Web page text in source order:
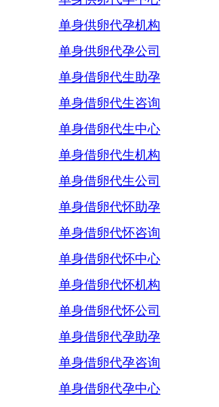
单身供卵代孕机构
单身供卵代孕公司
单身借卵代生助孕
单身借卵代生咨询
单身借卵代生中心
单身借卵代生机构
单身借卵代生公司
单身借卵代怀助孕
单身借卵代怀咨询
单身借卵代怀中心
单身借卵代怀机构
单身借卵代怀公司
单身借卵代孕助孕
单身借卵代孕咨询
单身借卵代孕中心